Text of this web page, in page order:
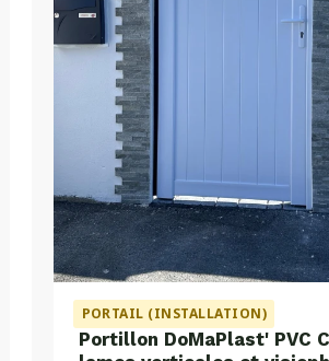
PORTAIL (INSTALLATION)
Portillon DoMaPlast' PVC